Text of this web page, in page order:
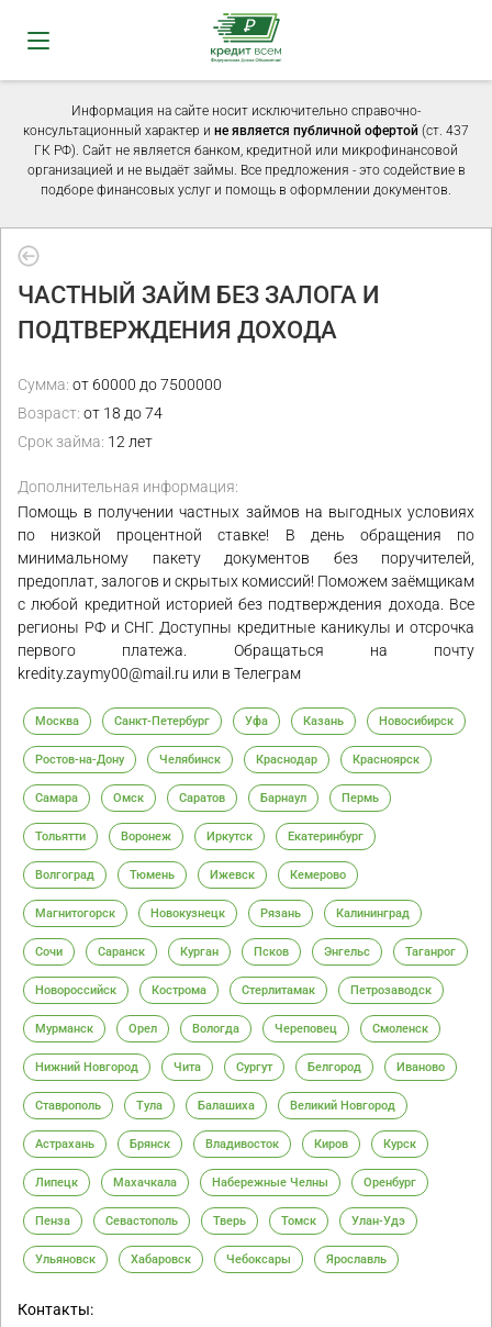
Информация на сайте носит исключительно справочно-
консультационный характер и не является публичной офертой (ст. 437
ГК РФ). Сайт не является банком, кредитной или микрофинансовой
организацией и не выдаёт займы. Все предложения - это содействие в
подборе финансовых услуг и помощь в оформлении документов.
ЧАСТНЫЙ ЗАЙМ БЕЗ ЗАЛОГА И
ПОДТВЕРЖДЕНИЯ ДОХОДА
Сумма: от 60000 до 7500000
Возраст: от 18 до 74
Срок займа: 12 лет
Дополнительная информация:
Помощь в получении частных займов на выгодных условиях
по низкой процентной ставке! В день обращения по
минимальному пакету документов без поручителей,
предоплат, залогов и скрытых комиссий! Поможем заёмщикам
с любой кредитной историей без подтверждения дохода. Все
регионы РФ и СНГ. Доступны кредитные каникулы и отсрочка
первого платежа. Обращаться на почту
kredity.zaymy00@mail.ru или в Телеграм
Москва Санкт-Петербург Уфа Казань Новосибирск
Ростов-на-Дону Челябинск Краснодар Красноярск
Самара Омск Саратов Барнаул Пермь
Тольятти Воронеж Иркутск Екатеринбург
Волгоград Тюмень Ижевск Кемерово
Магнитогорск Новокузнецк Рязань Калининград
Сочи Саранск Курган Псков Энгельс Таганрог
Новороссийск Кострома Стерлитамак Петрозаводск
Мурманск Орел Вологда Череповец Смоленск
Нижний Новгород Чита Сургут Белгород Иваново
Ставрополь Тула Балашиха Великий Новгород
Астрахань Брянск Владивосток Киров Курск
Липецк Махачкала Набережные Челны Оренбург
Пенза Севастополь Тверь Томск Улан-Удэ
Ульяновск Хабаровск Чебоксары Ярославль
Контакты: